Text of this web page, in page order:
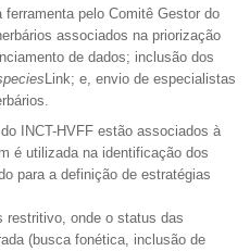
pelo Comitê Gestor do
associados na priorização
de dados; inclusão dos
Link; e, envio de especialistas
INCT-HVFF estão associados à
é utilizada na identificação dos
para a definição de estratégias
restritivo, onde o status das
(busca fonética, inclusão de